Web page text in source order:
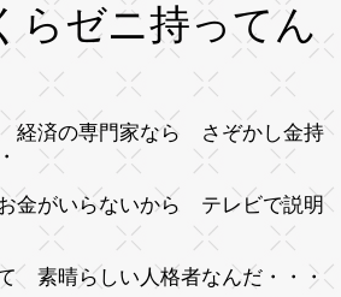
らゼニ持ってん
経済の専門家なら さぞかし金持
金がいらないから テレビで説明
素晴らしい人格者なんだ・・・